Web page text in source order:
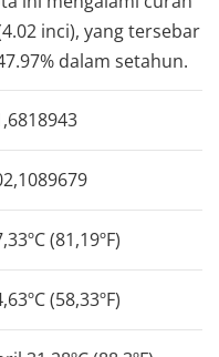
inci), yang tersebar
dalam setahun.
(81,19ºF)
(58,33ºF)